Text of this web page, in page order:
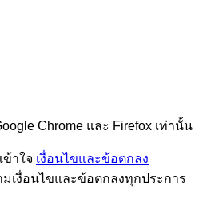
Chrome และ Firefox เท่านั้น
าใจ เงื่อนไขและข้อตกลง
เงื่อนไขและข้อตกลงทุกประการ